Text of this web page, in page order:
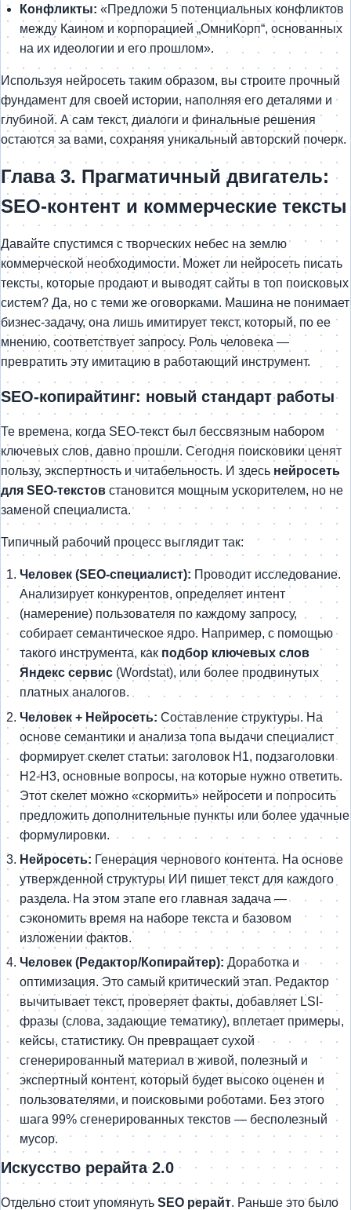
Конфликты: «Предложи 5 потенциальных конфликтов
между Каином и корпорацией „ОмниКорп“, основанных
на их идеологии и его прошлом».
Используя нейросеть таким образом, вы строите прочный
фундамент для своей истории, наполняя его деталями и
глубиной. А сам текст, диалоги и финальные решения
остаются за вами, сохраняя уникальный авторский почерк.
Глава 3. Прагматичный двигатель:
SEO-контент и коммерческие тексты
Давайте спустимся с творческих небес на землю
коммерческой необходимости. Может ли нейросеть писать
тексты, которые продают и выводят сайты в топ поисковых
систем? Да, но с теми же оговорками. Машина не понимает
бизнес-задачу, она лишь имитирует текст, который, по ее
мнению, соответствует запросу. Роль человека —
превратить эту имитацию в работающий инструмент.
SEO-копирайтинг: новый стандарт работы
Те времена, когда SEO-текст был бессвязным набором
ключевых слов, давно прошли. Сегодня поисковики ценят
пользу, экспертность и читабельность. И здесь нейросеть
для SEO-текстов становится мощным ускорителем, но не
заменой специалиста.
Типичный рабочий процесс выглядит так:
Человек (SEO-специалист): Проводит исследование.
Анализирует конкурентов, определяет интент
(намерение) пользователя по каждому запросу,
собирает семантическое ядро. Например, с помощью
такого инструмента, как подбор ключевых слов
Яндекс сервис (Wordstat), или более продвинутых
платных аналогов.
Человек + Нейросеть: Составление структуры. На
основе семантики и анализа топа выдачи специалист
формирует скелет статьи: заголовок H1, подзаголовки
H2-H3, основные вопросы, на которые нужно ответить.
Этот скелет можно «скормить» нейросети и попросить
предложить дополнительные пункты или более удачные
формулировки.
Нейросеть: Генерация чернового контента. На основе
утвержденной структуры ИИ пишет текст для каждого
раздела. На этом этапе его главная задача —
сэкономить время на наборе текста и базовом
изложении фактов.
Человек (Редактор/Копирайтер): Доработка и
оптимизация. Это самый критический этап. Редактор
вычитывает текст, проверяет факты, добавляет LSI-
фразы (слова, задающие тематику), вплетает примеры,
кейсы, статистику. Он превращает сухой
сгенерированный материал в живой, полезный и
экспертный контент, который будет высоко оценен и
пользователями, и поисковыми роботами. Без этого
шага 99% сгенерированных текстов — бесполезный
мусор.
Искусство рерайта 2.0
Отдельно стоит упомянуть SEO рерайт. Раньше это было